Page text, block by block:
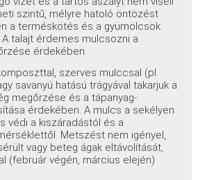
szintű, mélyre hatoló öntözést
a terméskötés és a gyümölcsök
talajt érdemes mulcsozni a
érdekében.
szerves mulccsal (pl.
savanyú hatású trágyával takarjuk a
megőrzése és a tápanyag-
érdekében. A mulcs a sekélyen
védi a kiszáradástól és a
Metszést nem igényel,
vagy beteg ágak eltávolítását,
(február végén, március elején)